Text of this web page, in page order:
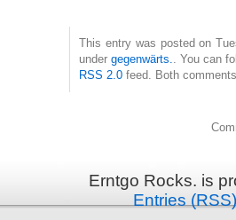
This entry was posted on
under gegenwärts.
. You can
RSS 2.0 feed. Both
Erntgo Rocks. is
Entries (RSS)